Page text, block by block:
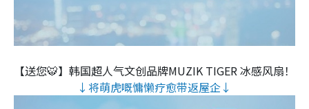
【送您🐯】韩国超人气文创品牌MUZIK TIGER 冰感风扇！
↓将萌虎嘅慵懒疗愈带返屋企↓